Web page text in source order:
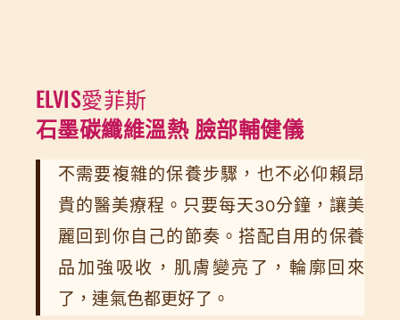
ELVIS愛菲斯
石墨碳纖維溫熱臉部輔健儀
不需要複雜的保養步驟，也不必仰賴昂
貴的醫美療程。只要每天30分鐘，讓美
麗回到你自己的節奏。搭配自用的保養
品加強吸收，肌膚變亮了，輪廓回來
了，連氣色都更好了。